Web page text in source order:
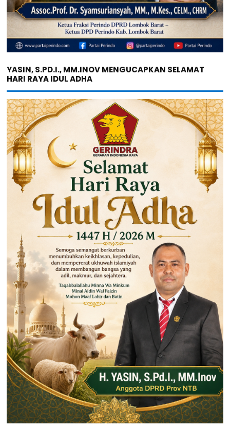
YASIN, S.PD.I., MM.INOV MENGUCAPKAN SELAMAT
HARI RAYA IDUL ADHA